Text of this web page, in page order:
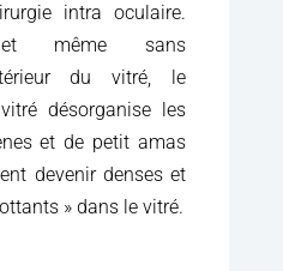
intra oculaire.
et même sans
du vitré, le
désorganise les
et de petit amas
devenir denses et
» dans le vitré.